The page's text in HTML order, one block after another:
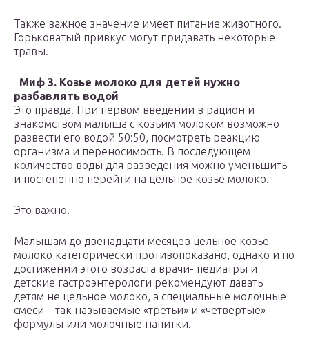
Также важное значение имеет питание животного.
Горьковатый привкус могут придавать некоторые
травы.
Миф 3. Козье молоко для детей нужно
разбавлять водой
Это правда. При первом введении в рацион и
знакомством малыша с козьим молоком возможно
развести его водой 50:50, посмотреть реакцию
организма и переносимость. В последующем
количество воды для разведения можно уменьшить
и постепенно перейти на цельное козье молоко.
Это важно!
Малышам до двенадцати месяцев цельное козье
молоко категорически противопоказано, однако и по
достижении этого возраста врачи- педиатры и
детские гастроэнтерологи рекомендуют давать
детям не цельное молоко, а специальные молочные
смеси – так называемые «третьи» и «четвертые»
формулы или молочные напитки.